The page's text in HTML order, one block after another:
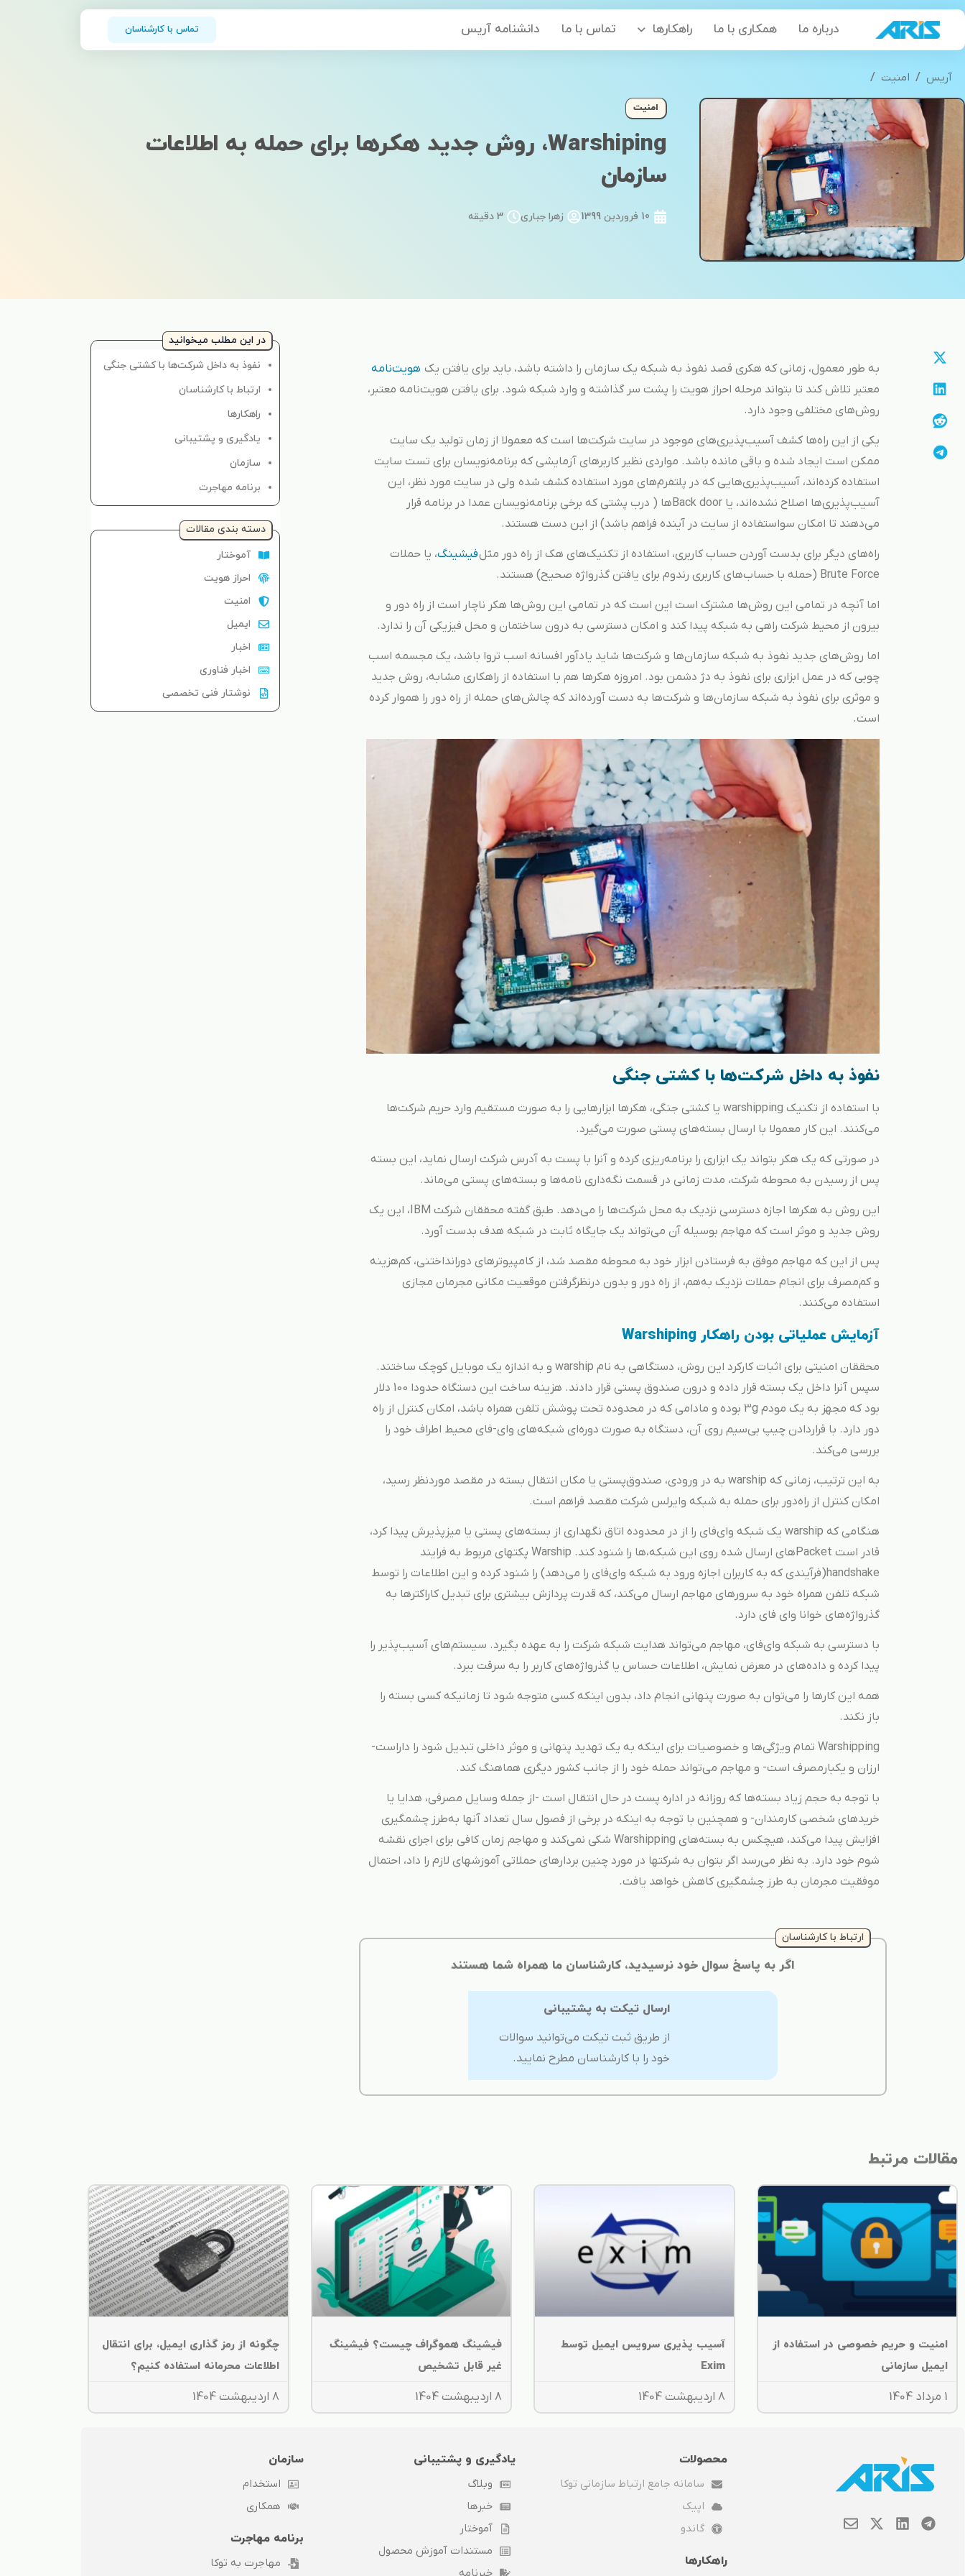
پرش
محتوا
درباره ما همکاری با ما راهکارها تماس با ما دانشنامه آریس تماس با کارشناسان
آریس / امنیت /
امنیت
Warshiping، روش جدید هکرها برای حمله به اطلاعات
سازمان‌
10 فروردین 1399 زهرا جباری 3 دقیقه
به طور معمول، زمانی که هکری قصد نفوذ به شبکه یک سازمان را داشته باشد، باید برای یافتن یک هویت‌نامه
معتبر تلاش کند تا بتواند مرحله احراز هویت را پشت سر گذاشته و وارد شبکه شود. برای یافتن هویت‌نامه معتبر،
روش‌های مختلفی وجود دارد.
یکی از این راه‌ها کشف آسیب‌پذیری‌های موجود در سایت شرکت‌ها است که معمولا از زمان تولید یک سایت
ممکن است ایجاد شده و باقی مانده باشد. مواردی نظیر کاربرهای آزمایشی که برنامه‌نویسان برای تست سایت
استفاده کرده‌اند، آسیب‌پذیری‌هایی که در پلتفرم‌های مورد استفاده کشف شده ولی در سایت مورد نظر، این
آسیب‌پذیری‌ها اصلاح نشده‌اند، یا Back doorها ( درب پشتی که برخی برنامه‌نویسان عمدا در برنامه قرار
می‌دهند تا امکان سواستفاده از سایت در آینده فراهم باشد) از این دست هستند.
راه‌های دیگر برای بدست آوردن حساب کاربری، استفاده از تکنیک‌های هک از راه دور مثلفیشینگ، یا حملات
Brute Force (حمله با حساب‌های کاربری رندوم برای یافتن گذرواژه صحیح) هستند.
اما آنچه در تمامی این روش‌ها مشترک است این است که در تمامی این روش‌ها هکر ناچار است از راه دور و
بیرون از محیط شرکت راهی به شبکه پیدا کند و امکان دسترسی به درون ساختمان و محل فیزیکی آن را ندارد.
اما روش‌های جدید نفوذ به شبکه‌ سازمان‌ها و شرکت‌ها شاید یادآور افسانه اسب تروا باشد، یک مجسمه اسب
چوبی که در عمل ابزاری برای نفوذ به دژ دشمن بود. امروزه هکرها هم با استفاده از راهکاری مشابه، روش جدید
و موثری برای نفوذ به شبکه سازمان‌ها و شرکت‌ها به دست آورده‌اند که چالش‌های حمله از راه دور را هموار کرده
است.
نفوذ به داخل شرکت‌ها با کشتی جنگی
با استفاده از تکنیک warshipping یا کشتی جنگی، هکرها ابزارهایی را به صورت مستقیم وارد حریم شرکت‌ها
می‌کنند. این کار معمولا با ارسال بسته‌های پستی صورت می‌گیرد.
در صورتی که یک هکر بتواند یک ابزاری را برنامه‌ریزی کرده و آنرا با پست به آدرس شرکت ارسال نماید، این بسته
پس از رسیدن به محوطه شرکت، مدت زمانی در قسمت نگه‌داری نامه‌ها و بسته‌های پستی می‌ماند.
این روش به هکرها اجازه دسترسی نزدیک به محل شرکت‌ها را می‌دهد. طبق گفته محققان شرکت IBM، این یک
روش جدید و موثر است که مهاجم بوسیله آن می‌تواند یک جایگاه ثابت در شبکه هدف بدست آورد.
پس از این که مهاجم موفق به فرستادن ابزار خود به محوطه مقصد شد، از کامپیوترهای دورانداختنی، کم‌هزینه
و کم‌مصرف برای انجام حملات نزدیک به‌هم، از راه دور و بدون درنظرگرفتن موقعیت مکانی مجرمان مجازی
استفاده می‌کنند.
آزمایش عملیاتی بودن راهکار Warshiping
محققان امنیتی برای اثبات کارکرد این روش، دستگاهی به‌ نام warship و به اندازه یک موبایل کوچک ساختند.
سپس آنرا داخل یک‌ بسته قرار داده و درون صندوق‌ پستی قرار دادند. هزینه ساخت این دستگاه حدودا 100 دلار
بود که مجهز به یک مودم 3g بوده و مادامی که در محدوده تحت پوشش تلفن همراه باشد، امکان کنترل از راه
دور دارد. با قراردادن چیپ بی‌سیم روی آن، دستگاه به صورت دوره‌ای شبکه‌های وای-فای محیط اطراف خود را
بررسی می‌کند.
به این ترتیب، زمانی که warship به در ورودی، صندوق‌پستی یا مکان انتقال بسته در مقصد موردنظر رسید،
امکان کنترل از راه‌دور برای حمله به شبکه وایرلس شرکت مقصد فراهم است.
هنگامی که warship یک شبکه وای‌فای را از در محدوده اتاق‌ نگهداری از بسته‌های پستی یا میزپذیرش پیدا کرد،
قادر است Packet‌های ارسال شده روی این شبکه،‌ها را شنود کند. Warship پکتهای مربوط به فرایند
handshake(فرآیندی که به کاربران اجازه ورود به شبکه وای‌فای را می‌دهد) را شنود کرده و این اطلاعات را توسط
شبکه تلفن همراه خود به سرورهای مهاجم ارسال می‌کند، که قدرت پردازش بیشتری برای تبدیل کاراکترها به
گذرواژه‌های خوانا وای فای دارد.
با دسترسی به شبکه وای‌فای، مهاجم می‌تواند هدایت شبکه شرکت را به عهده بگیرد. سیستم‌های آسیب‌پذیر را
پیدا کرده و داده‌های در معرض نمایش، اطلاعات حساس یا گذرواژه‌های کاربر را به سرقت ببرد.
همه این کارها را می‌توان به صورت پنهانی انجام داد، بدون اینکه کسی متوجه شود تا زمانیکه کسی بسته را
باز نکند.
Warshipping تمام ویژگی‌ها و خصوصیات برای اینکه به یک تهدید پنهانی و موثر داخلی تبدیل شود را داراست-
ارزان و یکبارمصرف است- و مهاجم می‌تواند حمله خود را از جانب کشور دیگری هماهنگ کند.
با توجه به حجم زیاد بسته‌ها که روزانه در اداره پست در حال انتقال است -از جمله وسایل مصرفی، هدایا یا
خریدهای شخصی کارمندان- و همچنین با توجه به اینکه در برخی از فصول سال تعداد آنها به‌طرز چشمگیری
افزایش پیدا می‌کند، هیچکس به بسته‌های Warshipping شکی نمی‌کند و مهاجم زمان کافی برای اجرای نقشه
شوم خود دارد. به نظر می‌رسد اگر بتوان به شرکتها در مورد چنین بردارهای حملاتی آموزشهای لازم را داد، احتمال
موفقیت مجرمان به طرز چشمگیری کاهش خواهد یافت.
ارتباط با کارشناسان
اگر به پاسخ سوال خود نرسیدید، کارشناسان ما همراه شما هستند
ارسال تیکت به پشتیبانی
از طریق ثبت تیکت می‌توانید سوالات
خود را با کارشناسان مطرح نمایید.
در این مطلب میخوانید
نفوذ به داخل شرکت‌ها با کشتی جنگی
ارتباط با کارشناسان
راهکارها
یادگیری و پشتیبانی
سازمان
برنامه مهاجرت
دسته‌ بندی مقالات
آموختار
احراز هویت
امنیت
ایمیل
اخبار
اخبار فناوری
نوشتار فنی تخصصی
مقالات مرتبط
امنیت و حریم خصوصی در استفاده از
ایمیل سازمانی
1 مرداد 1404
آسیب پذیری سرویس ایمیل توسط
Exim
8 اردیبهشت 1404
فیشینگ هموگراف چیست؟ فیشینگ
غیر قابل تشخیص
8 اردیبهشت 1404
چگونه از رمز گذاری ایمیل، برای انتقال
اطلاعات محرمانه استفاده کنیم؟
8 اردیبهشت 1404
T
e
L
X
E
محصولات
سامانه جامع ارتباط سازمانی توکا
اپیک
گاندو
راهکارها
یادگیری و پشتیبانی
وبلاگ
خبرها
آموختار
مستندات آموزش محصول
سازمان
استخدام
همکاری
برنامه مهاجرت
مهاجرت به توکا